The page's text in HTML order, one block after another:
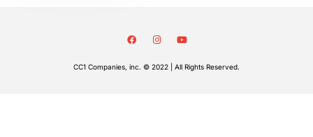
CC1 Companies, inc. © 2022 | All Rights Reserved.